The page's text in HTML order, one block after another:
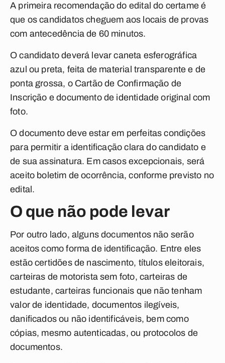
A primeira recomendação do edital do certame é
que os candidatos cheguem aos locais de provas
com antecedência de 60 minutos.
O candidato deverá levar caneta esferográfica
azul ou preta, feita de material transparente e de
ponta grossa, o Cartão de Confirmação de
Inscrição e documento de identidade original com
foto.
O documento deve estar em perfeitas condições
para permitir a identificação clara do candidato e
de sua assinatura. Em casos excepcionais, será
aceito boletim de ocorrência, conforme previsto no
edital.
O que não pode levar
Por outro lado, alguns documentos não serão
aceitos como forma de identificação. Entre eles
estão certidões de nascimento, títulos eleitorais,
carteiras de motorista sem foto, carteiras de
estudante, carteiras funcionais que não tenham
valor de identidade, documentos ilegíveis,
danificados ou não identificáveis, bem como
cópias, mesmo autenticadas, ou protocolos de
documentos.